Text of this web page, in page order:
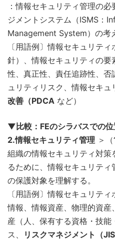
：情報セキュリティ管理の
ジメントシステム（ISMS：
Management System）の考
〔用語例〕情報セキュリテ
針）、情報セキュリティの
性、真正性、責任追跡性、
ュリティリスク、情報セキュ
改善（PDCA など）
▼比較：FEのシラバスでの
2.情報セキュリティ管理 ＞（
組織の情報セキュリティ対
るために、情報セキュリテ
の保護対象を理解する。
〔用語例〕情報セキュリテ
情報、情報資産、物理的資
産（人、保有する資格・技
ス、
リスクマネジメント（